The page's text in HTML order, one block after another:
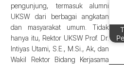
pengunjung, termasuk alumni
UKSW dari berbagai angkatan
dan masyarakat umum. Tidak
hanya itu, Rektor UKSW Prof. Dr.
Intiyas Utami, S.E., M.Si., Ak, dan
Wakil Rektor Bidang Kerjasama